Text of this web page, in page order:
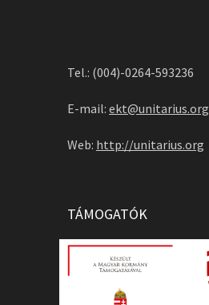
Tel.: (004)-0264-593236
E-mail: ekt@unitarius.org
Web: http://unitarius.org
TÁMOGATÓK